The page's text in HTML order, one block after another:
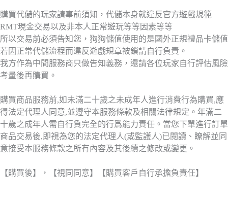
購買代儲的玩家請事前須知，代儲本身就違反官方遊戲規範
RMT現金交易以及非本人正常遊玩等等因素等等
所以交易前必須告知您，狗狗儲值使用的是國外正規禮品卡儲值
若因正常代儲流程而違反遊戲規章被鎖請自行負責。
我方作為中間服務商只做告知義務，還請各位玩家自行評估風險
考量後再購買。
購買商品服務前,如未滿二十歲之未成年人進行消費行為購買,應
得法定代理人同意,並遵守本服務條款及相關法律規定。年滿二
十歲之成年人需自行負完全的行爲能力責任。當您下單進行訂單
商品交易後,即視為您的法定代理人(或監護人)已閱讀、瞭解並同
意接受本服務條款之所有內容及其後續之修改或變更。
【購買後】，【視同同意】【購買客戶自行承擔負責任】